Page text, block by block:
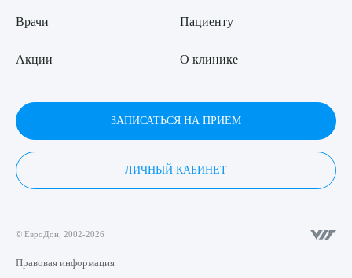
Врачи
Акции
Пациенту
О клинике
ЗАПИСАТЬСЯ НА ПРИЕМ
ЛИЧНЫЙ КАБИНЕТ
© ЕвроДон, 2002-2026
Правовая информация